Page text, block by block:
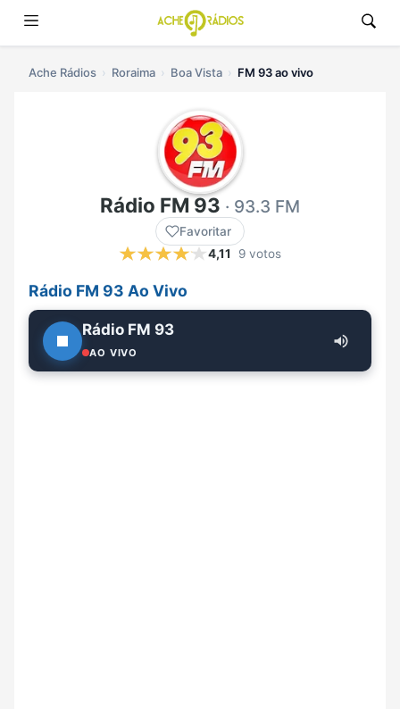
Ache Rádios Roraima Boa Vista FM 93 ao vivo
Rádio FM 93 · 93.3 FM
Favoritar
4,11
9 votos
Rádio FM 93 Ao Vivo
Rádio FM 93
AO VIVO